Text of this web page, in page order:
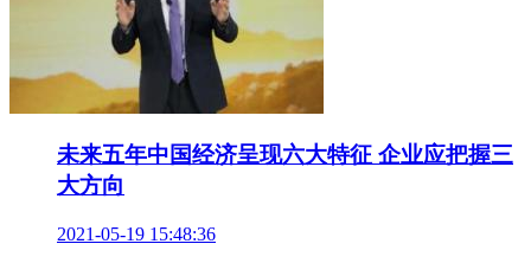
未来五年中国经济呈现六大特征 企业应把握三
大方向
2021-05-19 15:48:36